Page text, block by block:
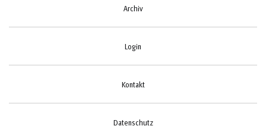
Archiv
Login
Kontakt
Datenschutz